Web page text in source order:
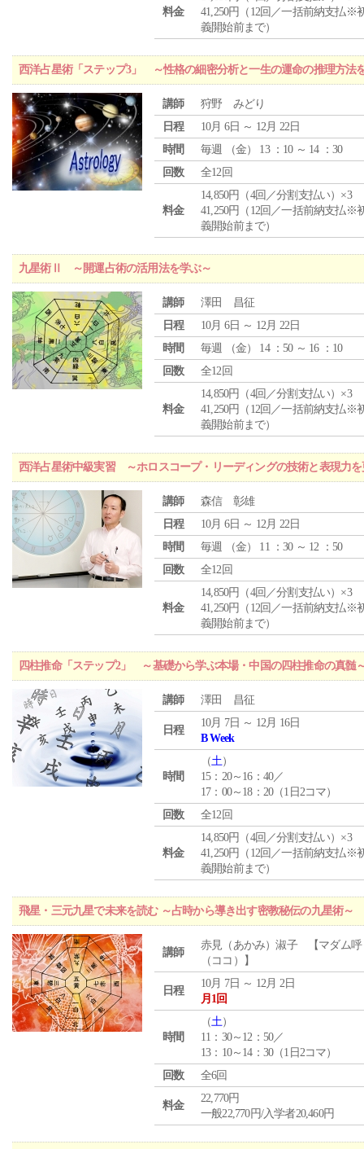
料金
41,250円（12回／一括前納支払※
義開始前まで）
西洋占星術「ステップ3」 ～性格の細密分析と一生の運命の推理方法
講師
狩野 みどり
日程
10月 6日 ～ 12月 22日
時間
毎週 （金） 13 ：10 ～ 14 ：30
回数
全12回
料金
14,850円（4回／分割支払い）×3
41,250円（12回／一括前納支払※
義開始前まで）
九星術Ⅱ ～開運占術の活用法を学ぶ～
講師
澤田 昌征
日程
10月 6日 ～ 12月 22日
時間
毎週 （金） 14 ：50 ～ 16 ：10
回数
全12回
料金
14,850円（4回／分割支払い）×3
41,250円（12回／一括前納支払※
義開始前まで）
西洋占星術中級実習 ～ホロスコープ・リーディングの技術と表現力
講師
森信 彰雄
日程
10月 6日 ～ 12月 22日
時間
毎週 （金） 11 ：30 ～ 12 ：50
回数
全12回
料金
14,850円（4回／分割支払い）×3
41,250円（12回／一括前納支払※
義開始前まで）
四柱推命「ステップ2」 ～基礎から学ぶ本場・中国の四柱推命の真髄
講師 澤田 昌征
日程
10月 7日 ～ 12月 16日
B Week
時間
（土）
15：20～16：40／
17：00～18：20（1日2コマ）
回数
全12回
料金
14,850円（4回／分割支払い）×3
41,250円（12回／一括前納支払※
義開始前まで）
飛星・三元九星で未来を読む ～占時から導き出す密教秘伝の九星術～
講師
赤見（あかみ）淑子 【マダム呼
（ココ）】
日程
10月 7日 ～ 12月 2日
月1回
時間
（土）
11：30～12：50／
13：10～14：30（1日2コマ）
回数
全6回
料金
22,770円
一般22,770円/入学者20,460円